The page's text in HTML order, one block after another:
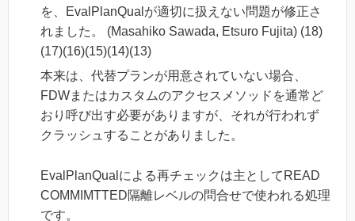
を、EvalPlanQualが適切に扱えない問題が修正さ
れました。 (Masahiko Sawada, Etsuro Fujita) (18)
(17)(16)(15)(14)(13)
本来は、代替プランが用意されていない場合、
FDWまたはカスタムのアクセスメソッドを通常ど
おり呼び出す必要がありますが、それが行われず
クラッシュすることがありました。
EvalPlanQualによる再チェックは主としてREAD
COMMIMTTED隔離レベルの問合せで使われる処理
です。